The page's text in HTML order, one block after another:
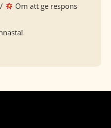
Om att ge respons